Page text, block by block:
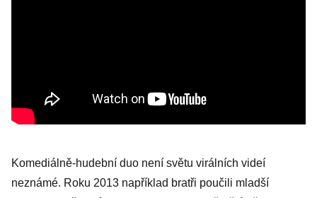
Komediálně-hudební duo není světu virálních videí
neznámé. Roku 2013 například bratři poučili mladší